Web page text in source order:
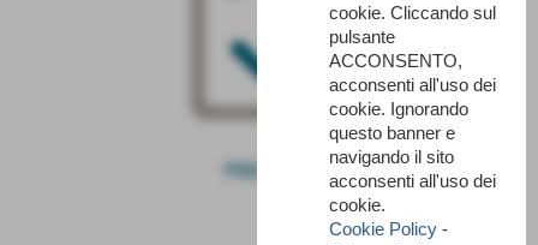
PRENOTA
cookie. Cliccando sul
pulsante
ACCONSENTO,
acconsenti all'uso dei
cookie. Ignorando
questo banner e
navigando il sito
acconsenti all'uso dei
cookie.
Cookie Policy -